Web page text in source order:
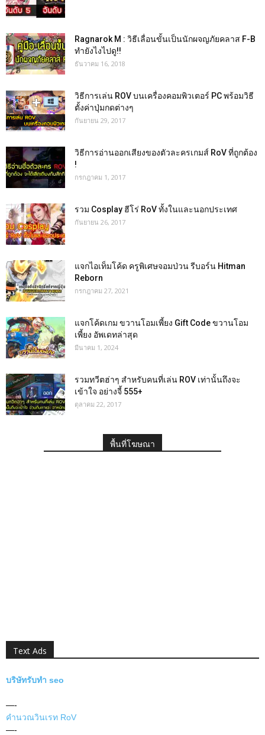
Ragnarok M : วิธีเลื่อนขั้นเป็นนักผจญภัยคลาส F-B
ทำยังไงไปดู!!
ธันวาคม 16, 2018
วิธีการเล่น ROV บนเครื่องคอมพิวเตอร์ PC พร้อมวิธี
ตั้งค่าปุ่มกดต่างๆ
กันยายน 29, 2017
วิธีการอ่านออกเสียงของตัวละครเกมส์ RoV ที่ถูกต้อง
!
กรกฎาคม 1, 2017
รวม Cosplay ฮีโร่ RoV ทั้งในและนอกประเทศ
กันยายน 26, 2017
แจกไอเท็มโค้ด ครูพิเศษจอมป่วน รีบอร์น Hitman
Reborn
กรกฎาคม 27, 2021
แจกโค้ดเกม ขวานโอมเพี้ยง Gift Code ขวานโอม
เพี้ยง อัพเดทล่าสุด
มีนาคม 1, 2024
รวมทวีตฮ่าๆ สำหรับคนที่เล่น ROV เท่านั้นถึงจะ
เข้าใจ อย่างจี้ 555+
ตุลาคม 22, 2017
พื้นที่โฆษณา
Text Ads
บริษัทรับทำ seo
—-
คำนวณวินเรท RoV
—-